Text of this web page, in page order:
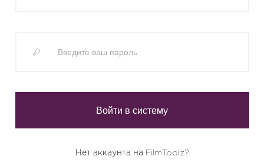
Нет аккаунта на FilmToolz?